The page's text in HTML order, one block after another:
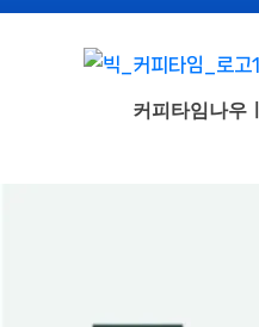
커피타임나우